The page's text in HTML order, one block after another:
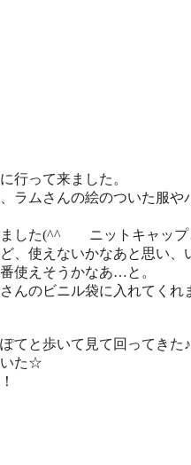
行って来ました。
ラムさんの絵のついた服や
した(^^ゞ ニットキャップ
、使えないかなあと思い、
使えそうかなあ…と。
んのビニル袋に入れてくれ
てと歩いて見て回ってきた♪
いた☆